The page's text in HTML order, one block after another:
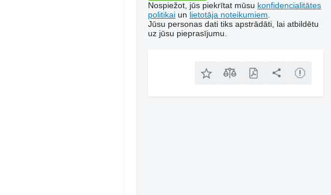
Nospiežot, jūs piekrītat mūsu konfidencialitātes
politikai un lietotāja noteikumiem
Jūsu personas dati tiks apstrādāti, lai atbildētu
uz jūsu pieprasījumu.